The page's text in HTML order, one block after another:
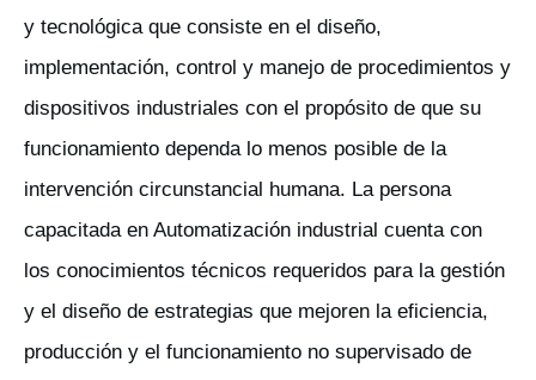
y tecnológica que consiste en el diseño,
implementación, control y manejo de procedimientos y
dispositivos industriales con el propósito de que su
funcionamiento dependa lo menos posible de la
intervención circunstancial humana. La persona
capacitada en Automatización industrial cuenta con
los conocimientos técnicos requeridos para la gestión
y el diseño de estrategias que mejoren la eficiencia,
producción y el funcionamiento no supervisado de